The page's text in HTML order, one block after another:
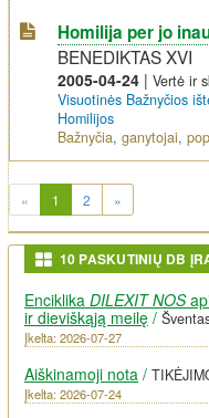
Homilija per jo
BENEDIKTAS XVI
2005-04-24 |Vertė ir
Visuotinės Bažnyčios
Homilijos
Bažnyčia,ganytojai,
« 1 (current)
2 »
10 PASKUTINIŲ DB
Enciklika DILEXIT NOS
ir dieviškąją meilę /
Įkelta: 2026-07-27
Aiškinamoji nota /
Įkelta: 2026-07-24